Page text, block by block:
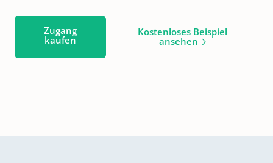
Zugang
kaufen
Kostenloses Beispiel
ansehen